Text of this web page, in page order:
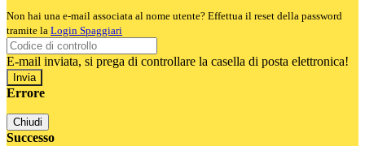
Non hai una e-mail associata al nome utente? Effettua il reset della password
tramite la Login Spaggiari
E-mail inviata, si prega di controllare la casella di posta elettronica!
Errore
Chiudi
Successo